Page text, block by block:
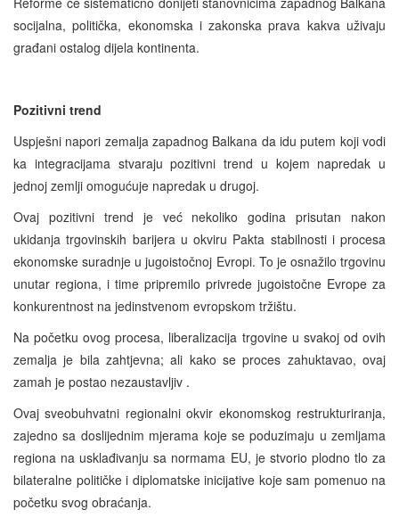
socijalna, politička, ekonomska i zakonska prava kakva uživaju
građani ostalog dijela kontinenta.
Pozitivni trend
Uspješni napori zemalja zapadnog Balkana da idu putem koji vodi
ka integracijama stvaraju pozitivni trend u kojem napredak u
jednoj zemlji omogućuje napredak u drugoj.
Ovaj pozitivni trend je već nekoliko godina prisutan nakon
ukidanja trgovinskih barijera u okviru Pakta stabilnosti i procesa
ekonomske suradnje u jugoistočnoj Evropi. To je osnažilo trgovinu
unutar regiona, i time pripremilo privrede jugoistočne Evrope za
konkurentnost na jedinstvenom evropskom tržištu.
Na početku ovog procesa, liberalizacija trgovine u svakoj od ovih
zemalja je bila zahtjevna; ali kako se proces zahuktavao, ovaj
zamah je postao nezaustavljiv .
Ovaj sveobuhvatni regionalni okvir ekonomskog restrukturiranja,
zajedno sa doslijednim mjerama koje se poduzimaju u zemljama
regiona na usklađivanju sa normama EU, je stvorio plodno tlo za
bilateralne političke i diplomatske inicijative koje sam pomenuo na
početku svog obraćanja.